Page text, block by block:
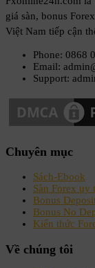
giá sàn, bonus
Việt Nam tiếp cận
Phone: 0868
Email:
Support:
Chuyên mục
Sách-Ebook
Sàn Forex uy
Bonus
Bonus No
Kiến thức
Về chúng tôi